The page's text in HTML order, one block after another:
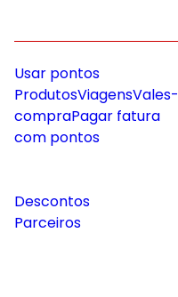
Usar pontos
ProdutosViagensVales-
compraPagar fatura
com pontos
Descontos
Parceiros